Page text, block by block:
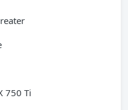
750 Ti